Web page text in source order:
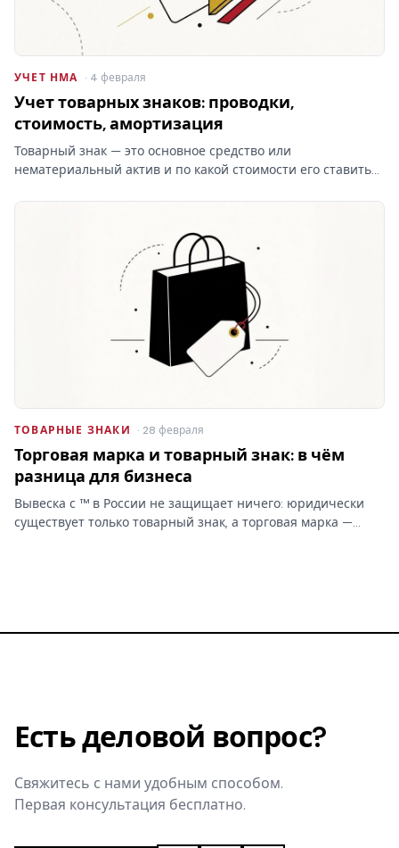
УЧЕТ НМА · 4 февраля
Учет товарных знаков: проводки,
стоимость, амортизация
Товарный знак — это основное средство или
нематериальный актив и по какой стоимости его ставить
при отказе Роспатента затраты на учёт товарных знаков
ТОВАРНЫЕ ЗНАКИ · 28 февраля
Торговая марка и товарный знак: в чём
разница для бизнеса
Вывеска с ™ в России не защищает ничего: юридически
существует только товарный знак, а торговая марка —
Есть деловой вопрос?
Свяжитесь с нами удобным способом.
Первая консультация бесплатно.